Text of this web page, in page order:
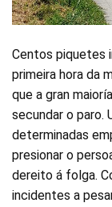
Centos piquetes
primeira hora da
que a gran
secundar o paro.
determinadas
presionar o
dereito á folga.
incidentes a